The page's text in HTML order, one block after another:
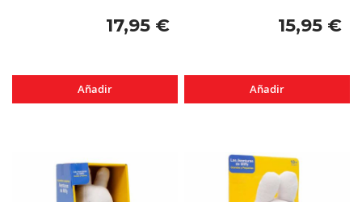
17,95 €
Añadir
15,95 €
Añadir